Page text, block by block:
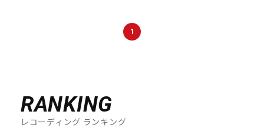
1
RANKING
レコーディング ランキング